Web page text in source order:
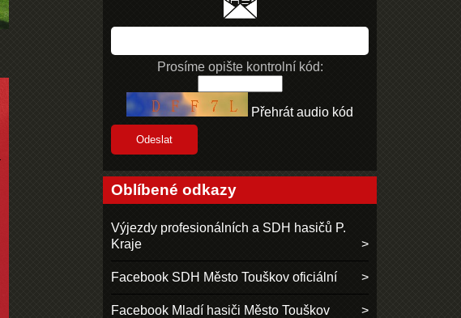
Prosíme opište kontrolní kód:
Přehrát audio kód
Oblíbené odkazy
Výjezdy profesionálních a SDH hasičů P.
Kraje
Facebook SDH Město Touškov oficiální
Facebook Mladí hasiči Město Touškov